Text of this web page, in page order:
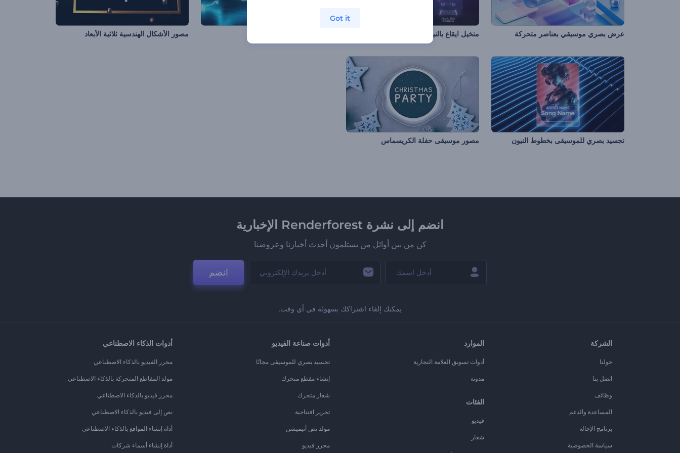
عرض بصري موسيقي بعناصر متحركة متخيل ايقاع بالنيون البراق مصور الأشكال الهندسية ثلاثية الأبعاد
تجسيد بصري للموسيقى بخطوط النيون مصور موسيقى حفلة الكريسماس
انضم إلى نشرة Renderforest الإخبارية
كن من بين أوائل من يستلمون أحدث أخبارنا وعروضنا
انضم
يمكنك إلغاء اشتراكك بسهولة في أي وقت.
الشركة
حولنا
اتصل بنا
وظائف
المساعدة والدعم
برنامج الإحالة
سياسة الخصوصية
الموارد
أدوات تسويق العلامة التجارية
مدونة
الفئات
فيديو
شعار
أدوات صناعة الفيديو
تجسيد بصري للموسيقى مجانًا
إنشاء مقطع متحرك
شعار متحرك
تحرير افتتاحية
مولد نص أنيميشن
محرر فيديو
أدوات الذكاء الاصطناعي
محرر الفيديو بالذكاء الاصطناعي
مولد المقاطع المتحركة بالذكاء الاصطناعي
محرر فيديو بالذكاء الاصطناعي
نص إلى فيديو بالذكاء الاصطناعي
أداة إنشاء المواقع بالذكاء الاصطناعي
أداة إنشاء أسماء شركات
Got it